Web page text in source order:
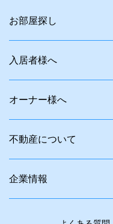
お部屋探し
入居者様へ
オーナー様へ
不動産について
企業情報